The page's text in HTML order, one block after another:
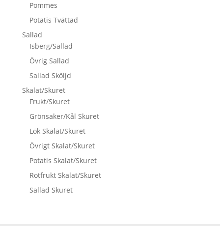
Pommes
Potatis Tvättad
Sallad
Isberg/Sallad
Övrig Sallad
Sallad Sköljd
Skalat/Skuret
Frukt/Skuret
Grönsaker/Kål Skuret
Lök Skalat/Skuret
Övrigt Skalat/Skuret
Potatis Skalat/Skuret
Rotfrukt Skalat/Skuret
Sallad Skuret